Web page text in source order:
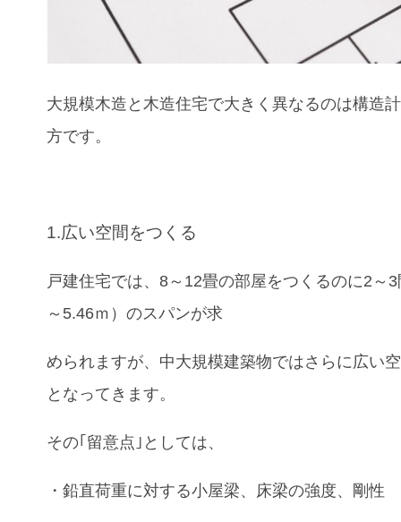
大規模木造 と木造住宅で大きく異なるのは構造
方です。
1.広い空間をつくる
戸建住宅では、8～12畳の部屋をつくるのに2～
～5.46ｍ）のスパンが求
められますが、中大規模建築物ではさらに広い
となってきます。
その｢留意点｣としては、
・鉛直荷重に対する小屋梁、床梁の強度、剛性